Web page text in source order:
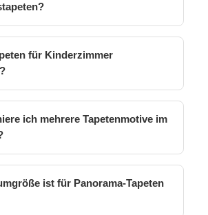
für Kinderzimmer
ich mehrere Tapetenmotive im
ist für Panorama-Tapeten